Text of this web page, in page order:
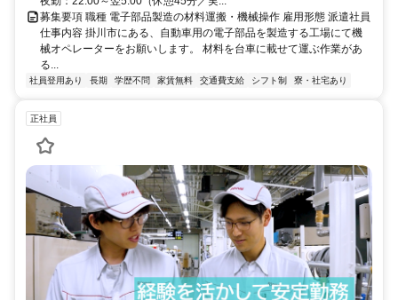
募集要項 職種 電子部品製造の材料運搬・機械操作 雇用形態 派遣社員
仕事内容 掛川市にある、自動車用の電子部品を製造する工場にて機
械オペレーターをお願いします。 材料を台車に載せて運ぶ作業があ
る...
社員登用あり 長期 学歴不問 家賃無料 交通費支給 シフト制 寮・社宅あり
正社員